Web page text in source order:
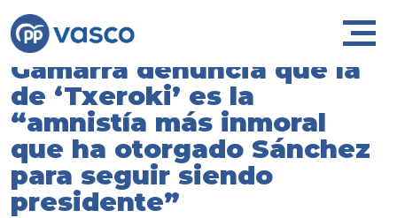
Gamarra denuncia que la
de ‘Txeroki’ es la
“amnistía más inmoral
que ha otorgado Sánchez
para seguir siendo
presidente”